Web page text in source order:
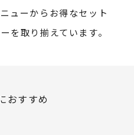
ューからお得なセット
を取り揃えています。
おすすめ